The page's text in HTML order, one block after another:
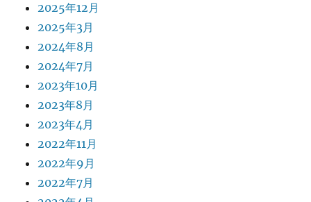
2025年12月
2025年3月
2024年8月
2024年7月
2023年10月
2023年8月
2023年4月
2022年11月
2022年9月
2022年7月